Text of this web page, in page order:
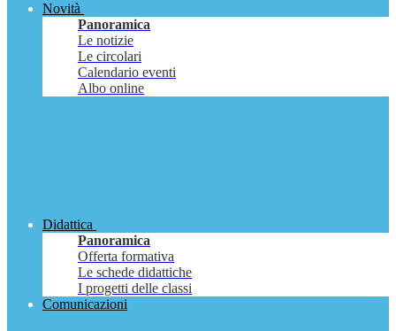
Novità
Panoramica
Le notizie
Le circolari
Calendario eventi
Albo online
Didattica
Panoramica
Offerta formativa
Le schede didattiche
I progetti delle classi
Comunicazioni